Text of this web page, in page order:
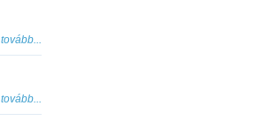
tovább...
tovább...